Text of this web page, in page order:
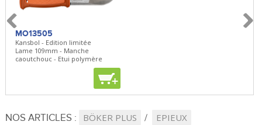
MO13505
Kansbol - Edition limitée
Lame 109mm - Manche
caoutchouc - Etui polymère
+
NOS ARTICLES : BÖKER PLUS EPIEUX